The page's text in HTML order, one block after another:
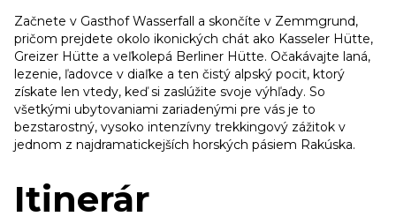
Začnete v Gasthof Wasserfall a skončíte v Zemmgrund,
pričom prejdete okolo ikonických chát ako Kasseler Hütte,
Greizer Hütte a veľkolepá Berliner Hütte. Očakávajte laná,
lezenie, ľadovce v diaľke a ten čistý alpský pocit, ktorý
získate len vtedy, keď si zaslúžite svoje výhľady. So
všetkými ubytovaniami zariadenými pre vás je to
bezstarostný, vysoko intenzívny trekkingový zážitok v
jednom z najdramatickejších horských pásiem Rakúska.
Itinerár